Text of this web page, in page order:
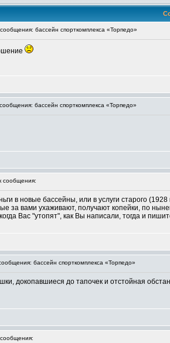
бассейн спорткомплекса «Торпедо»
бассейн спорткомплекса «Торпедо»
сообщения:
в новые бассейны, или в услуги старого
за вами ухаживают, получают копейки, по
Вас "утопят", как Вы написали, тогда и
бассейн спорткомплекса «Торпедо»
докопавшиеся до тапочек и отстойная